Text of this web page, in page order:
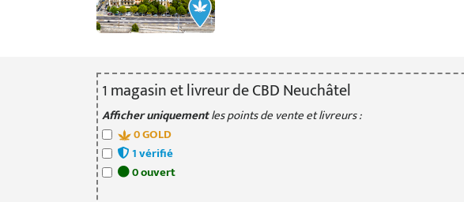
1 magasinet livreurde CBD Neuchâtel
Afficher uniquementles points de vente et livreurs :
0GOLD
1vérifié
0ouvert